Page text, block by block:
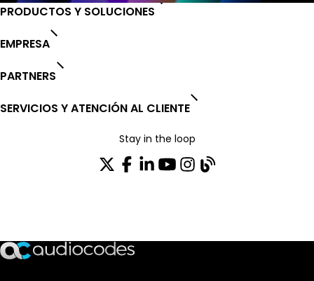
PRODUCTOS Y SOLUCIONES
EMPRESA
PARTNERS
SERVICIOS Y ATENCIÓN AL CLIENTE
Stay in the loop